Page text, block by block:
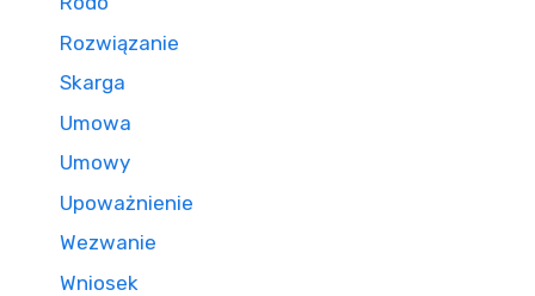
Rozwiązanie
Skarga
Umowa
Umowy
Upoważnienie
Wezwanie
Wniosek